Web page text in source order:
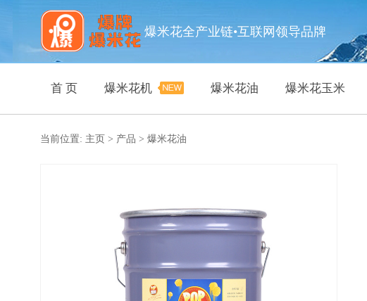
爆米花全产业链•互联网领导品牌
首 页 爆米花机 爆米花油 爆米花玉米
当前位置: 主页 > 产品 > 爆米花油